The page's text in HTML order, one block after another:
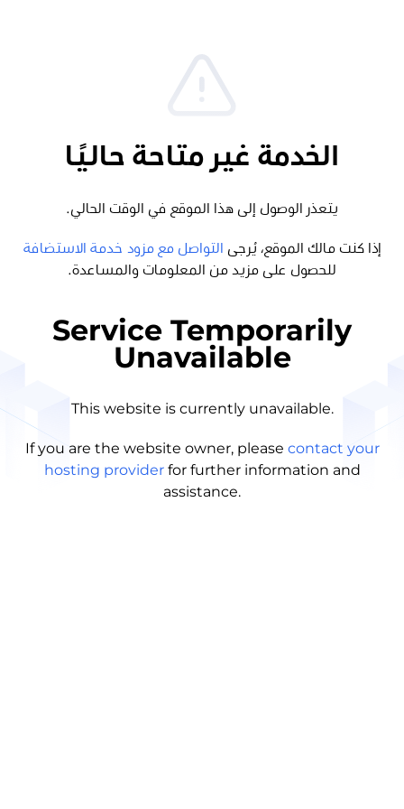
الخدمة غير متاحة حاليًا
يتعذر الوصول إلى هذا الموقع في الوقت الحالي.
إذا كنت مالك الموقع، يُرجى
التواصل مع مزود خدمة الاستضافة
للحصول على مزيد من المعلومات والمساعدة.
Service Temporarily
Unavailable
This website is currently unavailable.
If you are the website owner, please contact your
hosting provider for further information and
assistance.